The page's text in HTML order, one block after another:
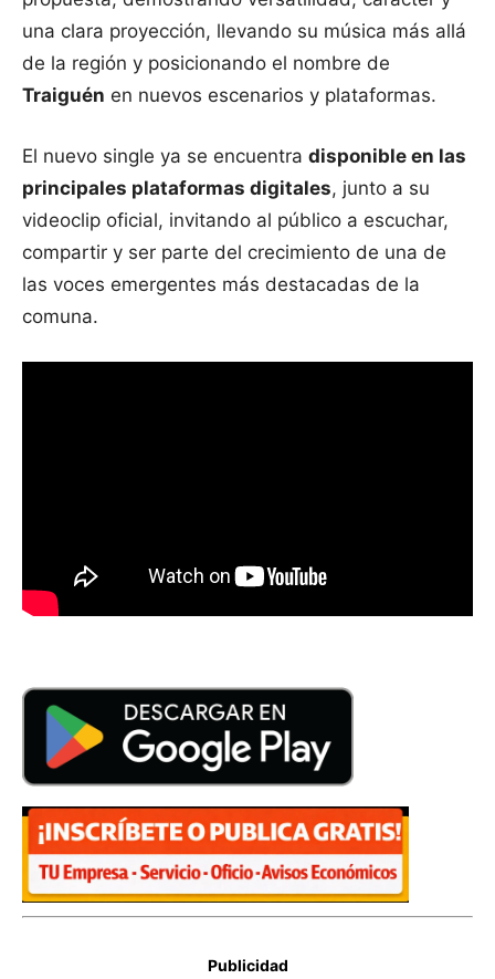
una clara proyección, llevando su música más allá
de la región y posicionando el nombre de
Traiguén en nuevos escenarios y plataformas.
El nuevo single ya se encuentra disponible en las
principales plataformas digitales, junto a su
videoclip oficial, invitando al público a escuchar,
compartir y ser parte del crecimiento de una de
las voces emergentes más destacadas de la
comuna.
Publicidad